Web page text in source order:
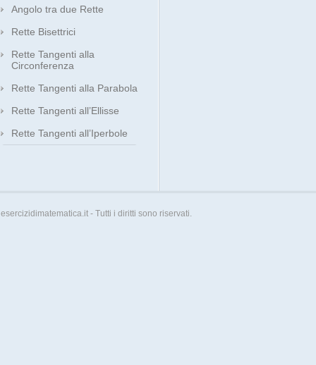
Angolo tra due Rette
Rette Bisettrici
Rette Tangenti alla
Circonferenza
Rette Tangenti alla Parabola
Rette Tangenti all’Ellisse
Rette Tangenti all’Iperbole
esercizidimatematica.it - Tutti i diritti sono riservati.